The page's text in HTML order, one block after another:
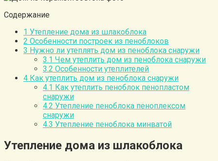
Содержание
1 Утепление дома из шлакоблока
2 Особенности построек из пеноблоков
3 Нужно ли утеплять дом из пеноблока снаружи
3.1 Чем утеплить дом из пеноблока снаружи
3.2 Особенности утеплителей
4 Как утеплить дом из пеноблока снаружи
4.1 Как утеплить пеноблок пенопластом
снаружи
4.2 Утепление пеноблока пеноплексом
снаружи
4.3 Утепление пеноблока минватой
Утепление дома из шлакоблока